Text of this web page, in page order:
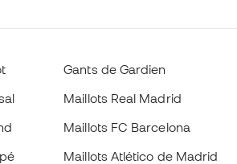
Gants de Gardien
Maillots Real Madrid
Maillots FC Barcelona
Maillots Atlético de Madrid